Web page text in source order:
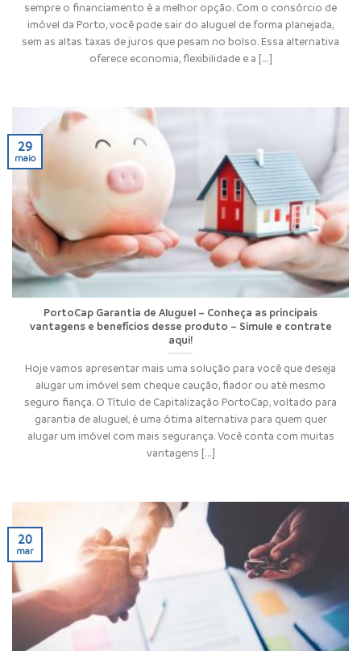
sempre o financiamento é a melhor opção. Com o consórcio de
imóvel da Porto, você pode sair do aluguel de forma planejada,
sem as altas taxas de juros que pesam no bolso. Essa alternativa
oferece economia, flexibilidade e a [...]
PortoCap Garantia de Aluguel – Conheça as principais
vantagens e benefícios desse produto – Simule e contrate
aqui!
Hoje vamos apresentar mais uma solução para você que deseja
alugar um imóvel sem cheque caução, fiador ou até mesmo
seguro fiança. O Título de Capitalização PortoCap, voltado para
garantia de aluguel, é uma ótima alternativa para quem quer
alugar um imóvel com mais segurança. Você conta com muitas
vantagens [...]
29
maio
20
mar